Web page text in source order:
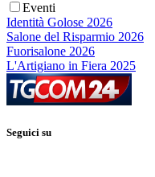
Eventi
Identità Golose 2026
Salone del Risparmio 2026
Fuorisalone 2026
L'Artigiano in Fiera 2025
Seguici su